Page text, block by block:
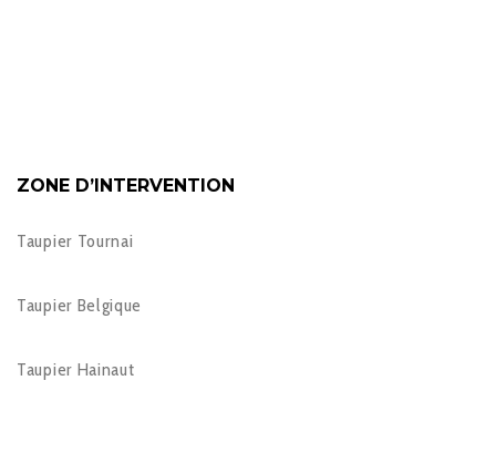
ZONE D’INTERVENTION
Taupier Tournai
Taupier Belgique
Taupier Hainaut